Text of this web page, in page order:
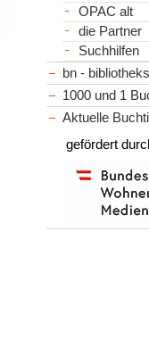
OPAC alt
die Partner
Suchhilfen
bn -
1000 und 1
Aktuelle
gefördert